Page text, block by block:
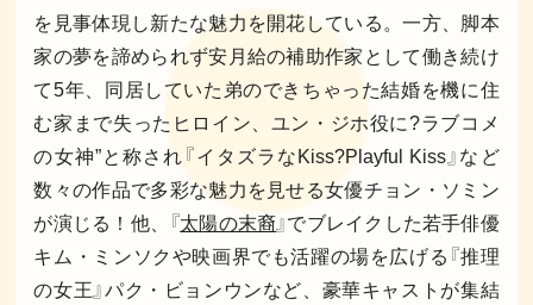
を見事体現し新たな魅力を開花している。一方、脚本
家の夢を諦められず安月給の補助作家として働き続け
て5年、同居していた弟のできちゃった結婚を機に住
む家まで失ったヒロイン、ユン・ジホ役に?ラブコメ
の女神”と称され『イタズラなKiss?Playful Kiss』など
数々の作品で多彩な魅力を見せる女優チョン・ソミン
が演じる！他、『太陽の末裔』でブレイクした若手俳優
キム・ミンソクや映画界でも活躍の場を広げる『推理
の女王』パク・ビョンウンなど、豪華キャストが集結